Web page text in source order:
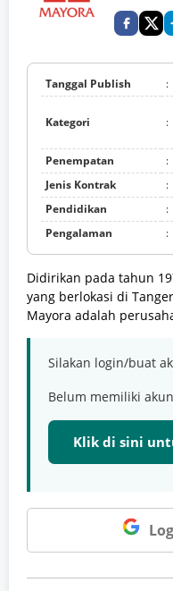
Tanggal Publish :
Kategori :
Penempatan
:
Jenis Kontrak
:
Pendidikan
:
Pengalaman
:
Didirikan pada tahun
yang berlokasi di
Mayora adalah
Silakan login/buat
Belum memiliki
Klik di sini